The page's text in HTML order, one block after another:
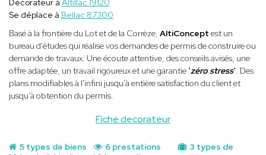
Fiche decorateur
Se déplace à Bellac 87300
Basé à la frontière du Lot et de la Corrèze, AltiConcept est un
bureau d'études qui réalise vos demandes de permis de construire ou
demande de travaux. Une écoute attentive, des conseils avisés, une
offre adaptée, un travail rigoureux et une garantie "zéro stress". Des
plans modifiables à l'infini jusqu'à entière satisfaction du client et
jusqu'à obtention du permis.
5 types de biens
3 types de
6 prestations